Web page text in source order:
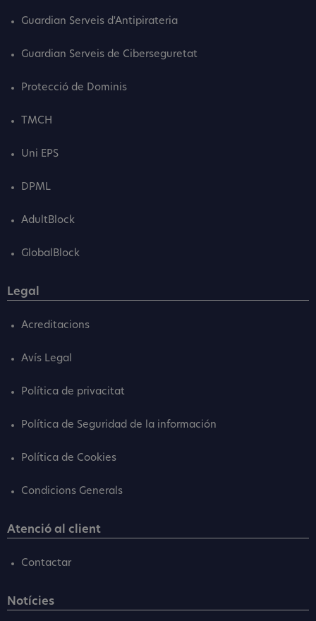
Guardian Serveis d'Antipirateria
Guardian Serveis de Ciberseguretat
Protecció de Dominis
TMCH
Uni EPS
DPML
AdultBlock
GlobalBlock
Legal
Acreditacions
Avís Legal
Política de privacitat
Política de Seguridad de la información
Política de Cookies
Condicions Generals
Atenció al client
Contactar
Notícies